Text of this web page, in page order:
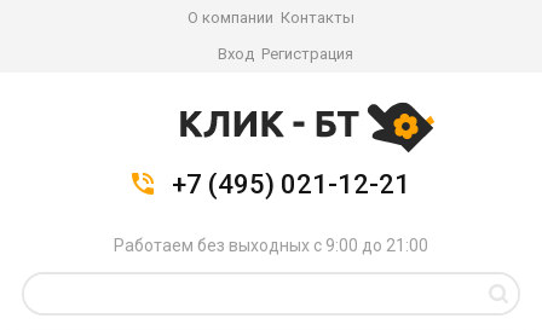
О компании Контакты
Вход Регистрация
+7 (495) 021-12-21
Работаем без выходных с 9:00 до 21:00